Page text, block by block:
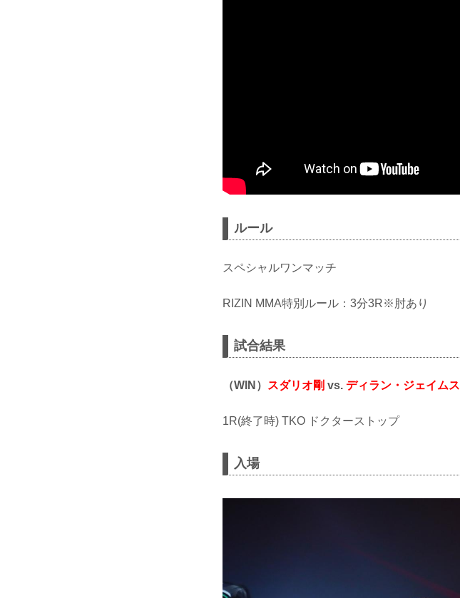
ルール
スペシャルワンマッチ
RIZIN MMA特別ルール：3分3R※肘あり
試合結果
（WIN） スダリオ剛 vs. ディラン・ジェイムス
1R(終了時) TKO ドクターストップ
入場